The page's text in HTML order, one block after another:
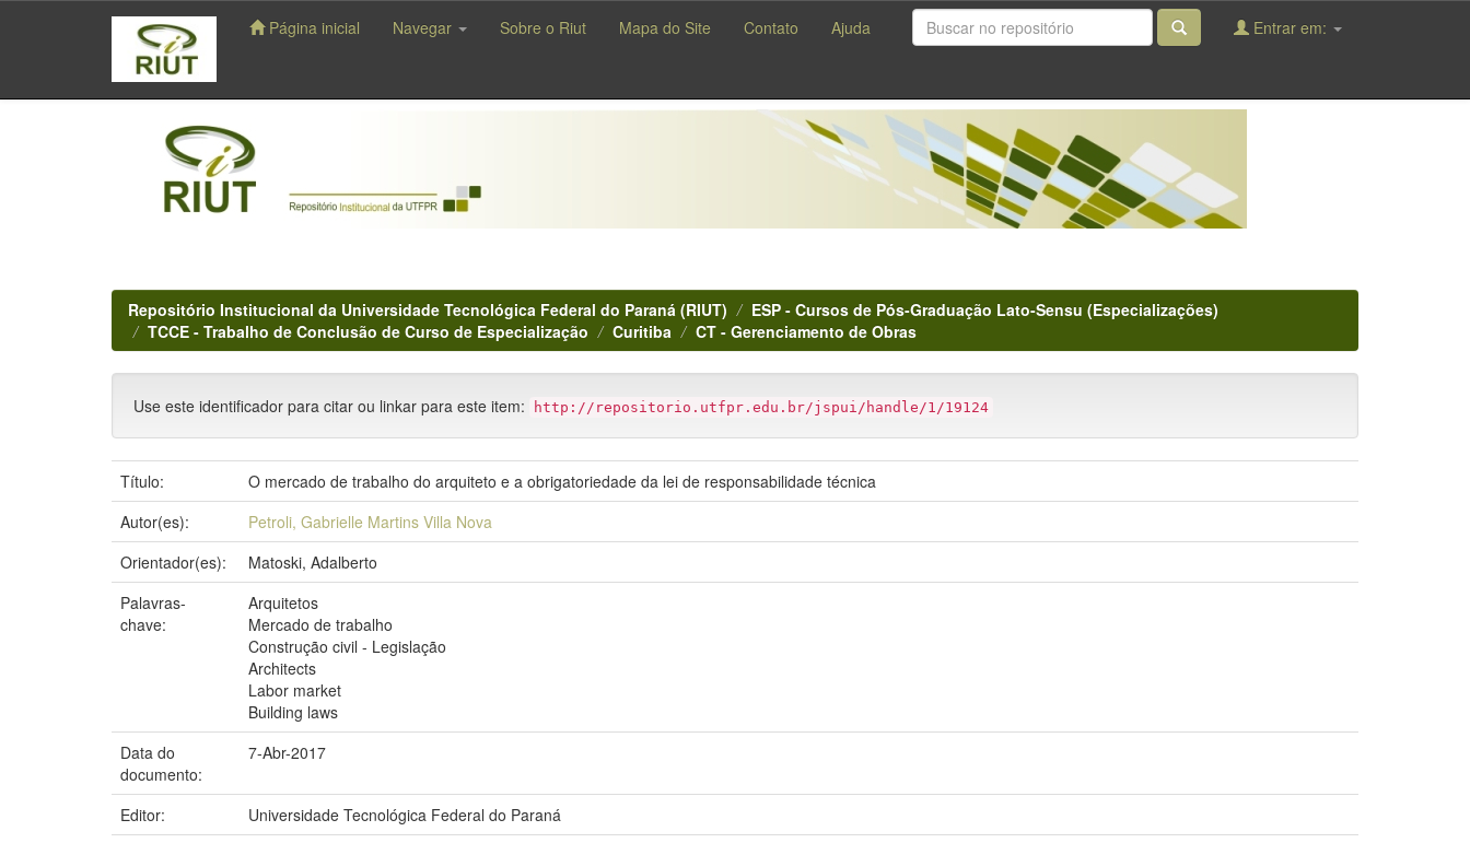
navigation
Página inicial Navegar Sobre o Riut Mapa do Site Contato Ajuda Entrar em:
Repositório Institucional da Universidade Tecnológica Federal do Paraná (RIUT)
ESP - Cursos de Pós-Graduação Lato-Sensu (Especializações)
TCCE - Trabalho de Conclusão de Curso de Especialização
Curitiba CT - Gerenciamento de Obras
Use este identificador para citar ou linkar para este item: http://repositorio.utfpr.edu.br/jspui/handle/1/19124
Título:
O mercado de trabalho do arquiteto e a obrigatoriedade da lei de responsabilidade técnica
Autor(es):
Petroli, Gabrielle Martins Villa Nova
Orientador(es):
Matoski, Adalberto
Palavras-
chave:
Arquitetos
Mercado de trabalho
Construção civil - Legislação
Architects
Labor market
Building laws
Data do
documento:
7-Abr-2017
Editor:
Universidade Tecnológica Federal do Paraná